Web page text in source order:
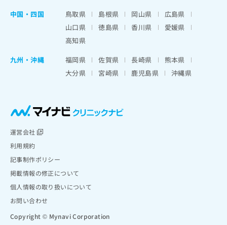
中国・四国
鳥取県 島根県 岡山県
広島県
山口県
徳島県 香川県
愛媛県
高知県
九州・沖縄
福岡県 佐賀県 長崎県
熊本県
大分県
宮崎県 鹿児島県 沖縄県
運営会社
利用規約
記事制作ポリシー
掲載情報の修正について
個人情報の取り扱いについて
お問い合わせ
Copyright © Mynavi Corporation